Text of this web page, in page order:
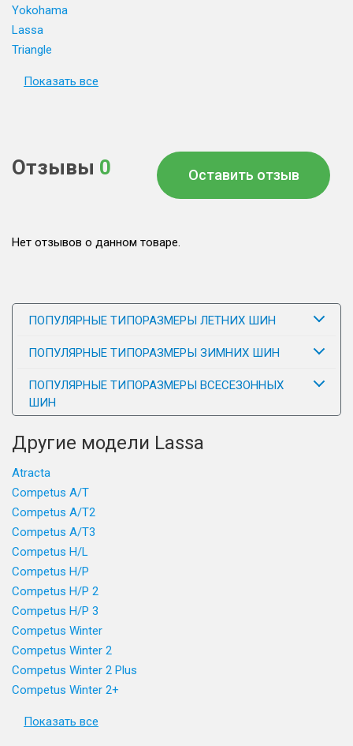
Yokohama
Lassa
Triangle
Показать все
Отзывы 0 Оставить отзыв
Нет отзывов о данном товаре.
ПОПУЛЯРНЫЕ ТИПОРАЗМЕРЫ ЛЕТНИХ ШИН
ПОПУЛЯРНЫЕ ТИПОРАЗМЕРЫ ЗИМНИХ ШИН
ПОПУЛЯРНЫЕ ТИПОРАЗМЕРЫ ВСЕСЕЗОННЫХ
ШИН
Другие модели Lassa
Atracta
Competus A/T
Competus A/T2
Competus A/T3
Competus H/L
Competus H/P
Competus H/P 2
Competus H/P 3
Competus Winter
Competus Winter 2
Competus Winter 2 Plus
Competus Winter 2+
Показать все